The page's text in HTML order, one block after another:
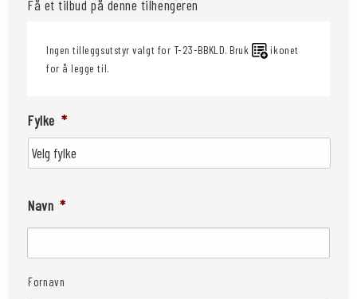
Få et tilbud på denne tilhengeren
Ingen tilleggsutstyr valgt for T-23-BBKLD. Bruk
ikonet
for å legge til.
Fylke *
Navn *
Fornavn